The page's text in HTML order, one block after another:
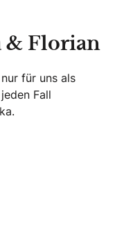
& Florian
für uns als
Fall